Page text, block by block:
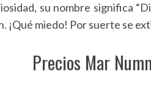
su nombre significa
¡Qué miedo! Por suerte se
Precios Mar